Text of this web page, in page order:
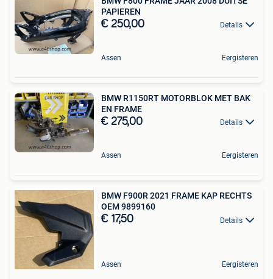
PAPIEREN
€ 250,00 Details
Assen Eergisteren
BMW R1150RT MOTORBLOK MET BAK
EN FRAME
€ 275,00 Details
Assen Eergisteren
BMW F900R 2021 FRAME KAP RECHTS
OEM 9899160
€ 17,50 Details
Assen Eergisteren